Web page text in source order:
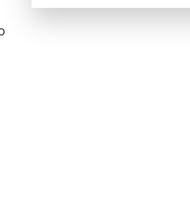
...
na wystawę: „Uciec z piekła” ...